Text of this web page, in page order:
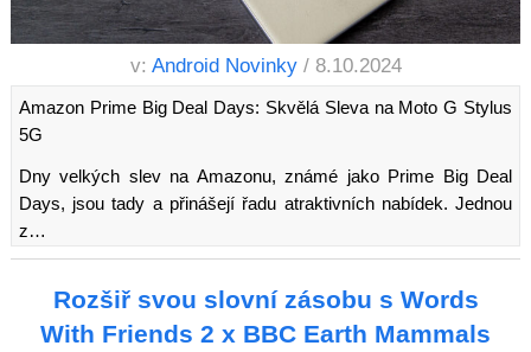
v: Android Novinky / 8.10.2024
Amazon Prime Big Deal Days: Skvělá Sleva na Moto G Stylus
5G
Dny velkých slev na Amazonu, známé jako Prime Big Deal
Days, jsou tady a přinášejí řadu atraktivních nabídek. Jednou
z…
Rozšiř svou slovní zásobu s Words
With Friends 2 x BBC Earth Mammals